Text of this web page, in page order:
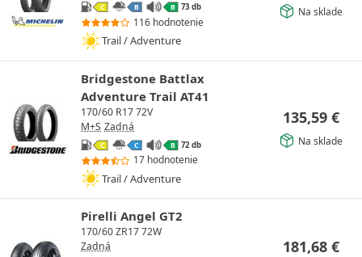
C B B 73 db
116 hodnotenie
Trail / Adventure
Na sklade
Bridgestone Battlax
Adventure Trail AT41
170/60 R17 72V
M+S Zadná
C C B 72 db
17 hodnotenie
Trail / Adventure
135,59 €
Na sklade
Pirelli Angel GT2
170/60 ZR17 72W
Zadná
181,68 €